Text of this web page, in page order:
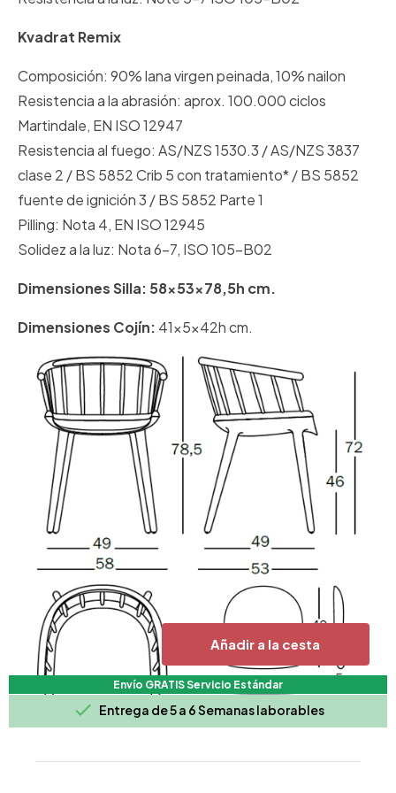
Añadir a la cesta
Envío GRATIS Servicio Estándar
 Entrega de 5 a 6 Semanas laborables
Kvadrat Remix
Composición: 90% lana virgen peinada, 10% nailon
Resistencia a la abrasión: aprox. 100.000 ciclos
Martindale, EN ISO 12947
Resistencia al fuego: AS/NZS 1530.3 / AS/NZS 3837
clase 2 / BS 5852 Crib 5 con tratamiento* / BS 5852
fuente de ignición 3 / BS 5852 Parte 1
Pilling: Nota 4, EN ISO 12945
Solidez a la luz: Nota 6-7, ISO 105-B02
Dimensiones Silla: 58x53x78,5h cm.
Dimensiones Cojín: 41x5x42h cm.